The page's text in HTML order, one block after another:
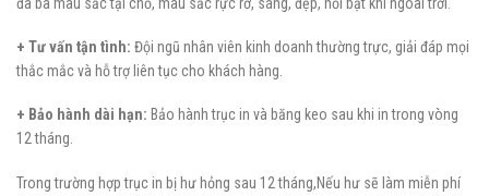
+ Tư vấn tận tình: Đội ngũ nhân viên kinh doanh thường trực, giải đáp mọi
thắc mắc và hỗ trợ liên tục cho khách hàng.
+ Bảo hành dài hạn: Bảo hành trục in và băng keo sau khi in trong vòng
12 tháng.
Trong trường hợp trục in bị hư hỏng sau 12 tháng,Nếu hư sẽ làm miễn phí